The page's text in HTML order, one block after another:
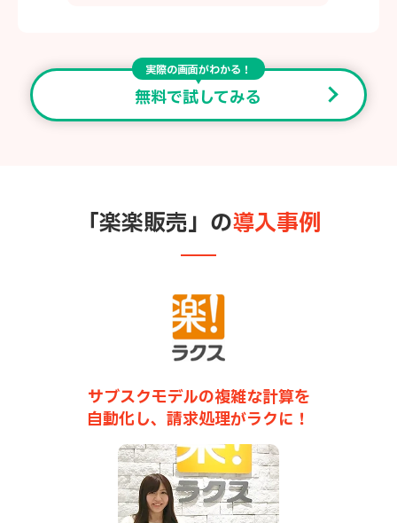
実際の画面がわかる！
無料で試してみる
「楽楽販売」の導入事例
サブスクモデルの複雑な計算を
自動化し、請求処理がラクに！